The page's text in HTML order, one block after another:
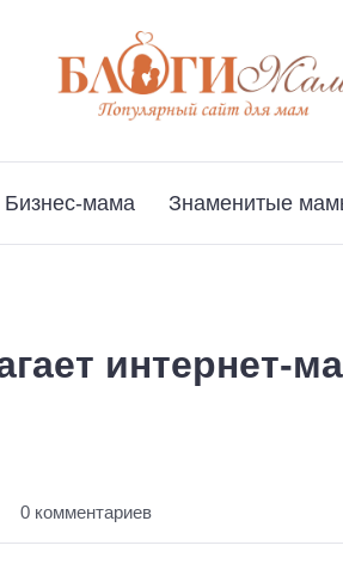
Бизнес-мама Знаменитые
интернет-
0 комментариев